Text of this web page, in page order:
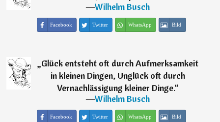
―Wilhelm Busch
Facebook Twitter WhatsApp Bild
„Glück entsteht oft durch Aufmerksamkeit
in kleinen Dingen, Unglück oft durch
Vernachlässigung kleiner Dinge.“
―Wilhelm Busch
Facebook Twitter WhatsApp Bild